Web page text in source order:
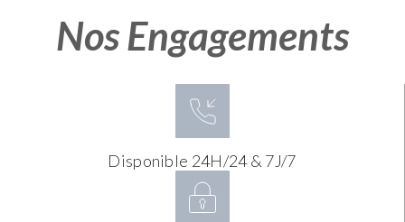
Nos Engagements
Disponible 24H/24 & 7J/7